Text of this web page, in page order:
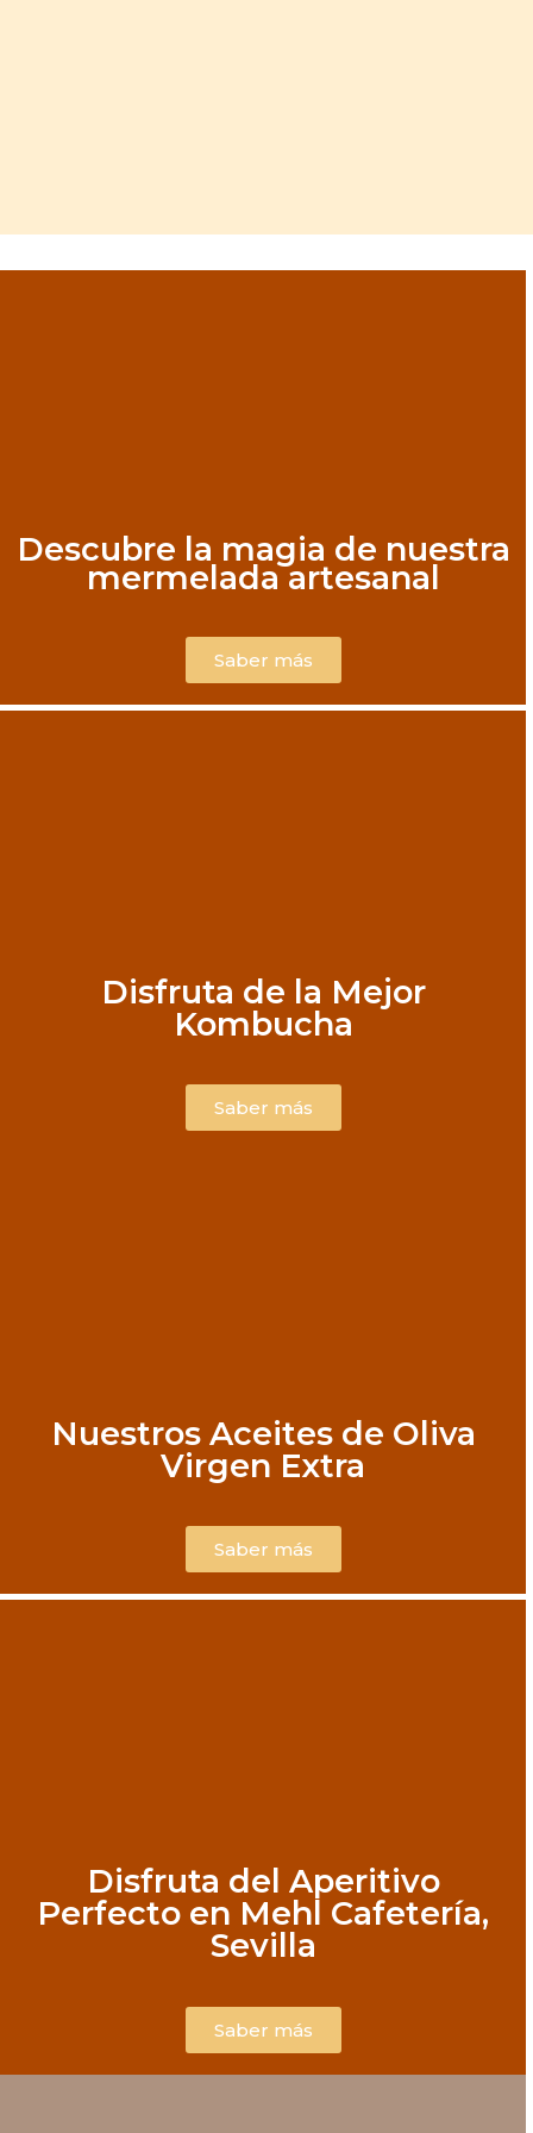
Descubre la magia de nuestra
mermelada artesanal
Saber más
Disfruta de la Mejor
Kombucha
Saber más
Nuestros Aceites de Oliva
Virgen Extra
Saber más
Disfruta del Aperitivo
Perfecto en Mehl Cafetería,
Sevilla
Saber más